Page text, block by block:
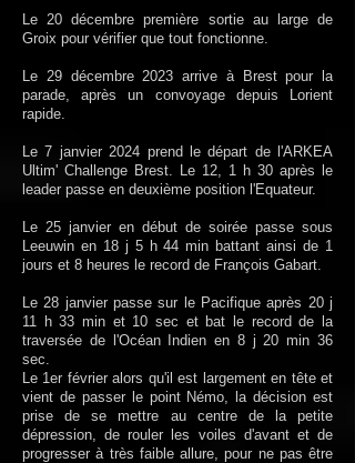
Le 20 décembre première sortie au large de
Groix pour vérifier que tout fonctionne.
Le 29 décembre 2023 arrive à Brest pour la
parade,après un convoyage depuis Lorient
rapide.
Le 7 janvier 2024 prend le départ de l'ARKEA
Ultim' Challenge Brest. Le 12, 1 h 30 après le
leader passe en deuxième position l'Equateur.
Le 25 janvier en début de soirée passe sous
Leeuwin en 18 j 5 h 44 min battant ainsi de 1
jours et 8 heures le record de François Gabart.
Le 28 janvier passe sur le Pacifique après 20 j
11 h 33 min et 10 sec et bat le record de la
traversée de l'Océan Indien en 8 j 20 min 36
sec.
Le 1er février alors qu'il est largement en tête et
vient de passer le point Némo, la décision est
prise de se mettre au centre de la petite
dépression, de rouler les voiles d'avant et de
progresser à très faible allure, pour ne pas être